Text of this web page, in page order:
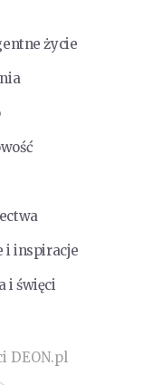
życie
i inspiracje
i święci
DEON.pl